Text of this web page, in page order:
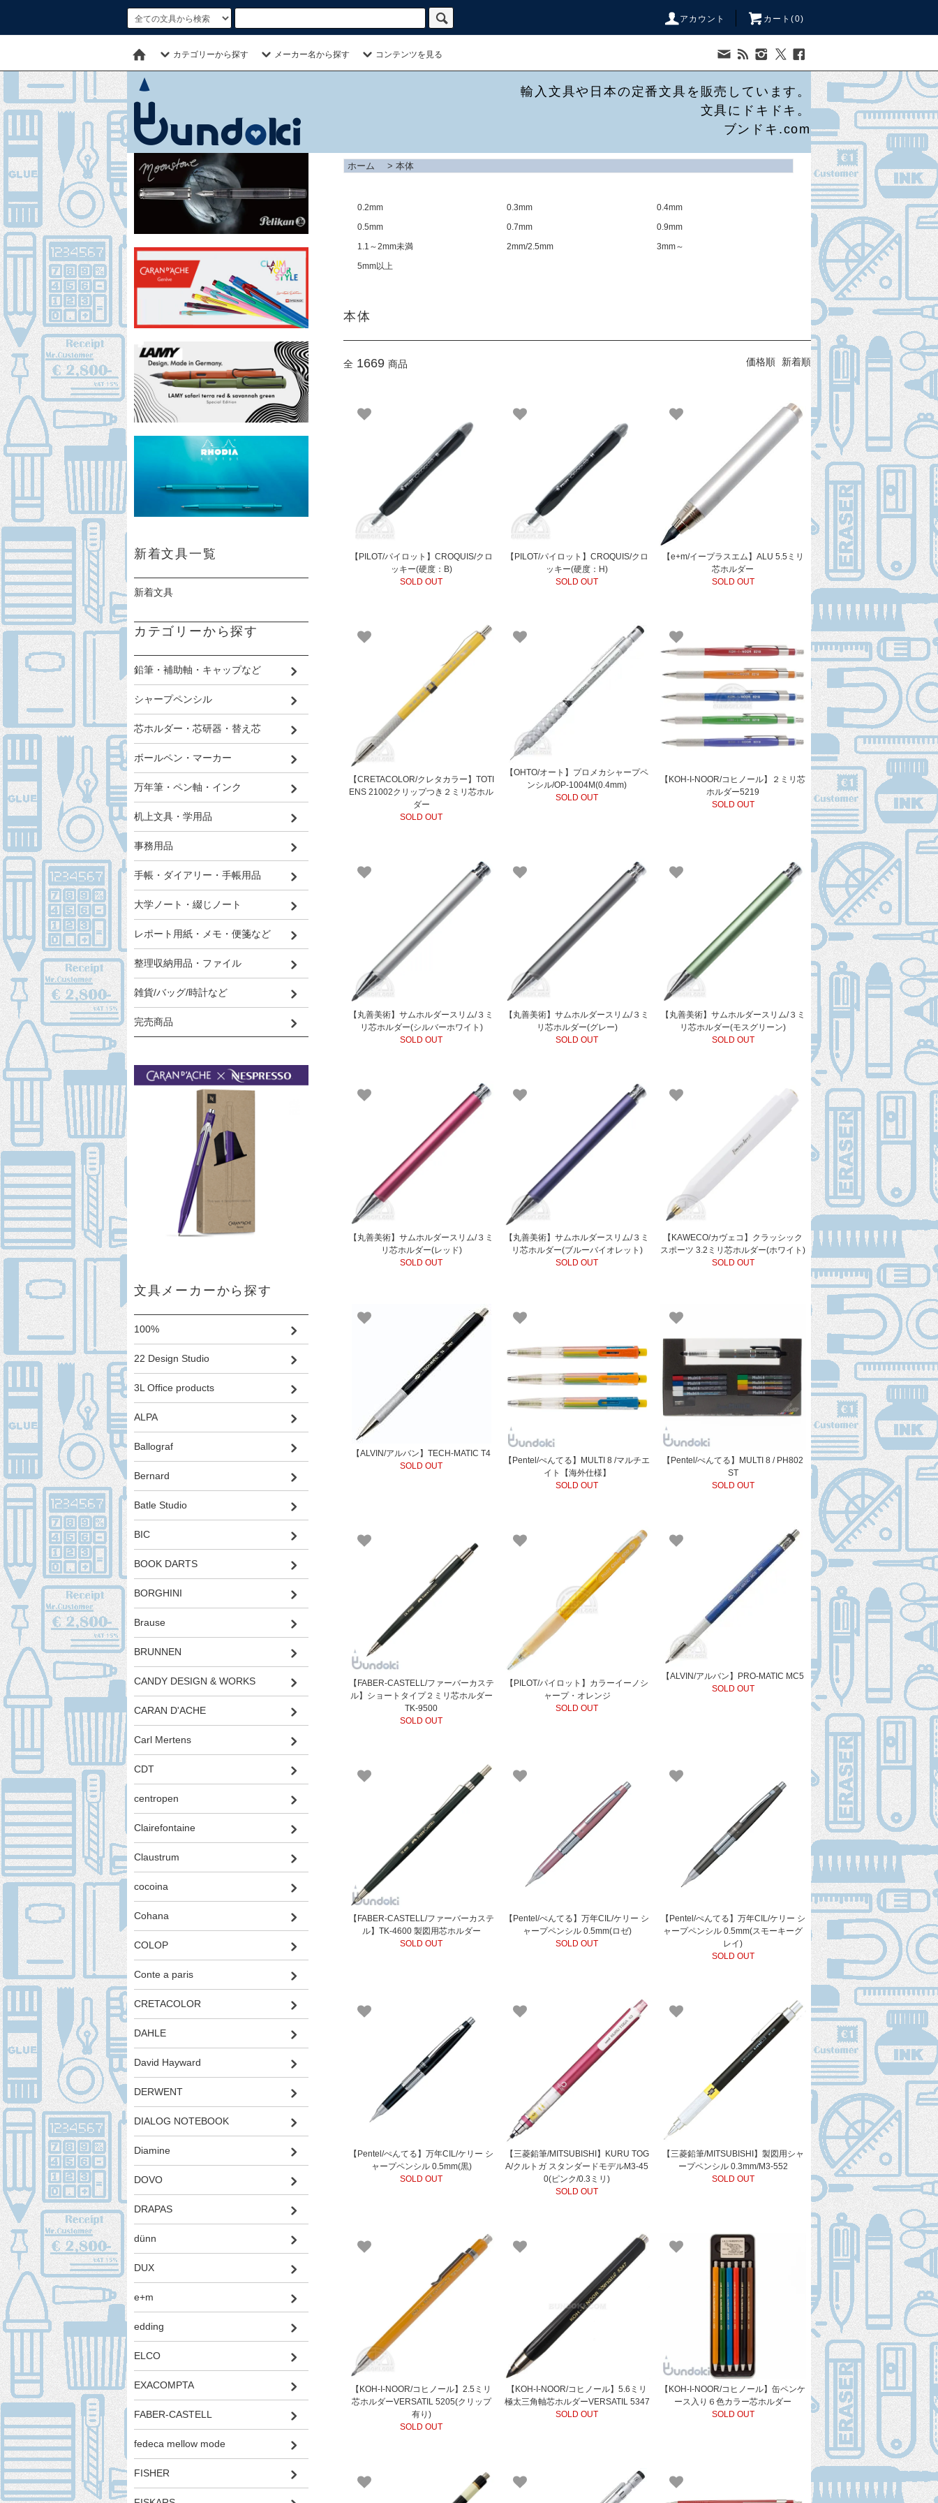
アカウント カート(0)
カテゴリーから探す メーカー名から探す コンテンツを見る
輸入文具や日本の定番文具を販売しています。
文具にドキドキ。
ブンドキ.com
ホーム > 本体
0.2mm 0.3mm
0.4mm
0.5mm
0.7mm
0.9mm
1.1～2mm未満
2mm/2.5mm
3mm～
5mm以上
本体
全 1669 商品 価格順 新着順
【PILOT/パイロット】CROQUIS/クロ
ッキー(硬度：B)
SOLD OUT
【PILOT/パイロット】CROQUIS/クロ
ッキー(硬度：H)
SOLD OUT
【e+m/イープラスエム】ALU 5.5ミリ
芯ホルダー
SOLD OUT
【CRETACOLOR/クレタカラー】TOTI
ENS 21002クリップつき２ミリ芯ホル
ダー
SOLD OUT
【OHTO/オート】プロメカシャープペ
ンシル/OP-1004M(0.4mm)
SOLD OUT
【KOH-I-NOOR/コヒノール】２ミリ芯
ホルダー5219
SOLD OUT
【丸善美術】サムホルダースリム/３ミ
リ芯ホルダー(シルバーホワイト)
SOLD OUT
【丸善美術】サムホルダースリム/３ミ
リ芯ホルダー(グレー)
SOLD OUT
【丸善美術】サムホルダースリム/３ミ
リ芯ホルダー(モスグリーン)
SOLD OUT
【丸善美術】サムホルダースリム/３ミ
リ芯ホルダー(レッド)
SOLD OUT
【丸善美術】サムホルダースリム/３ミ
リ芯ホルダー(ブルーバイオレット)
SOLD OUT
【KAWECO/カヴェコ】クラッシック
スポーツ 3.2ミリ芯ホルダー(ホワイト)
SOLD OUT
【ALVIN/アルバン】TECH-MATIC T4
SOLD OUT
【Pentel/ぺんてる】MULTI 8 /マルチエ
イト【海外仕様】
SOLD OUT
【Pentel/ぺんてる】MULTI 8 / PH802
ST
SOLD OUT
【FABER-CASTELL/ファーバーカステ
ル】ショートタイプ２ミリ芯ホルダー
TK-9500
SOLD OUT
【PILOT/パイロット】カラーイーノシ
ャープ・オレンジ
SOLD OUT
【ALVIN/アルバン】PRO-MATIC MC5
SOLD OUT
【FABER-CASTELL/ファーバーカステ
ル】TK-4600 製図用芯ホルダー
SOLD OUT
【Pentel/ぺんてる】万年CIL/ケリー シ
ャープペンシル 0.5mm(ロゼ)
SOLD OUT
【Pentel/ぺんてる】万年CIL/ケリー シ
ャープペンシル 0.5mm(スモーキーグ
レイ)
SOLD OUT
【Pentel/ぺんてる】万年CIL/ケリー シ
ャープペンシル 0.5mm(黒)
SOLD OUT
【三菱鉛筆/MITSUBISHI】KURU TOG
A/クルトガ スタンダードモデルM3-45
0(ピンク/0.3ミリ)
SOLD OUT
【三菱鉛筆/MITSUBISHI】製図用シャ
ープペンシル 0.3mm/M3-552
SOLD OUT
【KOH-I-NOOR/コヒノール】2.5ミリ
芯ホルダーVERSATIL 5205(クリップ
有り)
SOLD OUT
【KOH-I-NOOR/コヒノール】5.6ミリ
極太三角軸芯ホルダーVERSATIL 5347
SOLD OUT
【KOH-I-NOOR/コヒノール】缶ペンケ
ース入り６色カラー芯ホルダー
SOLD OUT
新着文具一覧
新着文具
カテゴリーから探す
鉛筆・補助軸・キャップなど
シャープペンシル
芯ホルダー・芯研器・替え芯
ボールペン・マーカー
万年筆・ペン軸・インク
机上文具・学用品
事務用品
手帳・ダイアリー・手帳用品
大学ノート・綴じノート
レポート用紙・メモ・便箋など
整理収納用品・ファイル
雑貨/バッグ/時計など
完売商品
文具メーカーから探す
100%
22 Design Studio
3L Office products
ALPA
Ballograf
Bernard
Batle Studio
BIC
BOOK DARTS
BORGHINI
Brause
BRUNNEN
CANDY DESIGN & WORKS
CARAN D'ACHE
Carl Mertens
CDT
centropen
Clairefontaine
Claustrum
cocoina
Cohana
COLOP
Conte a paris
CRETACOLOR
DAHLE
David Hayward
DERWENT
DIALOG NOTEBOOK
Diamine
DOVO
DRAPAS
dünn
DUX
e+m
edding
ELCO
EXACOMPTA
FABER-CASTELL
fedeca mellow mode
FISHER